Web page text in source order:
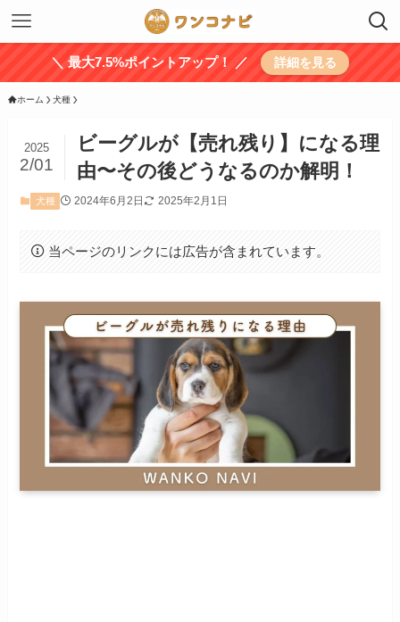
＼ 最大7.5%ポイントアップ！ ／ 詳細を見る
ホーム 犬種
ビーグルが【売れ残り】になる理
由〜その後どうなるのか解明！
2025
2/01
犬種 2024年6月2日 2025年2月1日
当ページのリンクには広告が含まれています。